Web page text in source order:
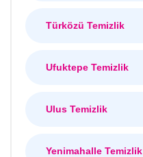
Türközü Temizlik
Ufuktepe Temizlik
Ulus Temizlik
Yenimahalle Temizlik